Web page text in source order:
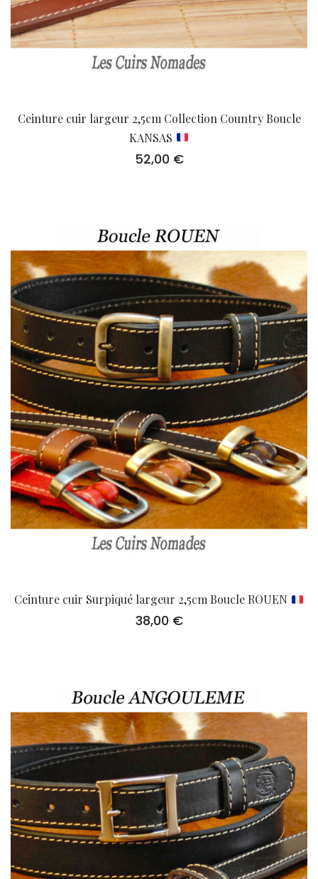
Ceinture cuir largeur 2,5cm Collection Country Boucle
KANSAS
52,00 €
Ceinture cuir Surpiqué largeur 2,5cm Boucle ROUEN
38,00 €